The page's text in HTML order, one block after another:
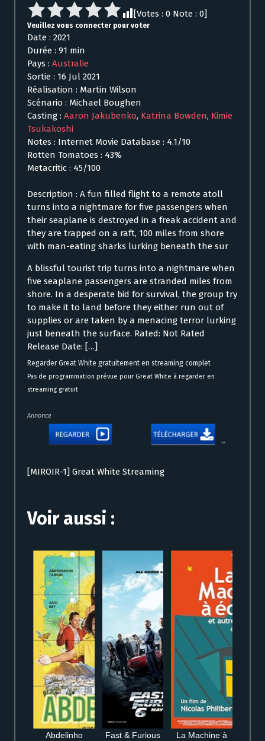
[Votes : 0 Note : 0]
Veuillez vous connecter pour voter
Date : 2021
Durée : 91 min
Pays : Australie
Sortie : 16 Jul 2021
Réalisation : Martin Wilson
Scénario : Michael Boughen
Casting : Aaron Jakubenko, Katrina Bowden, Kimie
Tsukakoshi
Notes : Internet Movie Database : 4.1/10
Rotten Tomatoes : 43%
Metacritic : 45/100
Description : A fun filled flight to a remote atoll
turns into a nightmare for five passengers when
their seaplane is destroyed in a freak accident and
they are trapped on a raft, 100 miles from shore
with man-eating sharks lurking beneath the sur
A blissful tourist trip turns into a nightmare when
five seaplane passengers are stranded miles from
shore. In a desperate bid for survival, the group try
to make it to land before they either run out of
supplies or are taken by a menacing terror lurking
just beneath the surface. Rated: Not Rated
Release Date: […]
Regarder Great White gratuitement en streaming complet
Pas de programmation prévue pour Great White à regarder en
streaming gratuit
Annonce
[MIROIR-1] Great White Streaming
Voir aussi :
Abdelinho
Fast & Furious
La Machine à